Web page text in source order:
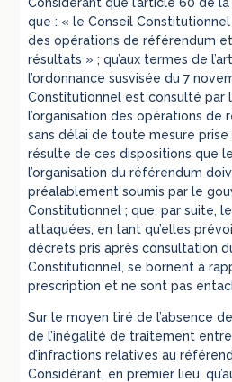
que : « le Conseil
des opérations de référendum
résultats » ; qu’aux termes de
l’ordonnance susvisée du 7
Constitutionnel est consulté par
l’organisation des opérations de
sans délai de toute mesure prise
résulte de ces dispositions que
l’organisation du référendum
préalablement soumis par le
Constitutionnel ; que, par suite,
attaquées, en tant qu’elles
décrets pris après consultation
Constitutionnel, se bornent à
prescription et ne sont pas
Sur le moyen tiré de l’absence
de l’inégalité de traitement
d’infractions relatives au
Considérant, en premier lieu,